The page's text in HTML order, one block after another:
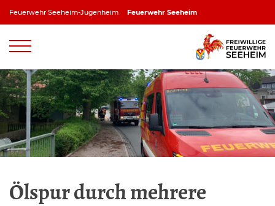
Feuerwehr Seeheim-Jugenheim Feuerwehr Seeheim
Ölspur durch mehrere